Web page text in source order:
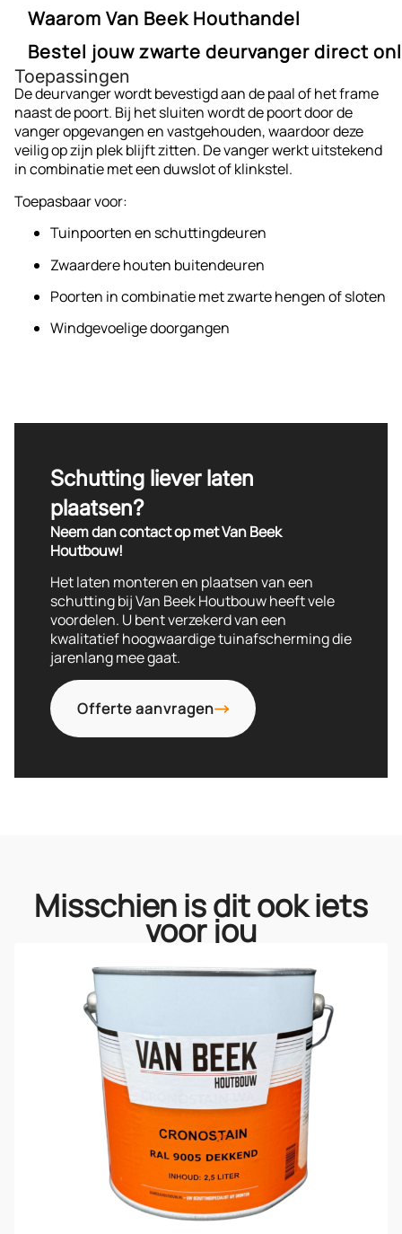
Type: Deurvanger
Kleur: Zwart (gepoedercoat)
Materiaal: Staal
Afwerking: Weerbestendige coating
Bevestiging: Schroefmontage
Geschikt voor: Houten tuinpoorten,
schuttingdeuren, buitendeuren
Waarom Van Beek Houthandel
Van Beek Houthandel staat voor vakmanschap,
betrouwbaarheid en scherpe prijzen. Dankzij onze ruime
voorraad en snelle levering kun je snel aan de slag met je
project.
Bestel jouw zwarte deurvanger direct
Zorg voor een veilige, nette afwerking van je poort. Bestel
jouw deurvanger zwart eenvoudig online bij Van Beek
Houthandel – betrouwbare kwaliteit voor een scherpe
prijs.
Toepassingen
De deurvanger wordt bevestigd aan de paal of het frame
naast de poort. Bij het sluiten wordt de poort door de
vanger opgevangen en vastgehouden, waardoor deze
veilig op zijn plek blijft zitten. De vanger werkt uitstekend
in combinatie met een duwslot of klinkstel.
Toepasbaar voor:
Tuinpoorten en schuttingdeuren
Zwaardere houten buitendeuren
Poorten in combinatie met zwarte hengen of sloten
Windgevoelige doorgangen
Schutting liever laten
plaatsen?
Neem dan contact op met Van Beek
Houtbouw!
Het laten monteren en plaatsen van een
schutting bij Van Beek Houtbouw heeft vele
voordelen. U bent verzekerd van een
kwalitatief hoogwaardige tuinafscherming die
jarenlang mee gaat.
Offerte aanvragen
Misschien is dit ook iets
voor jou